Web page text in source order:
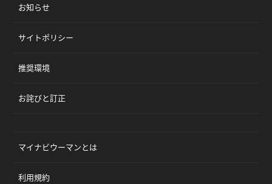
お知らせ
サイトポリシー
推奨環境
お詫びと訂正
マイナビウーマンとは
利用規約